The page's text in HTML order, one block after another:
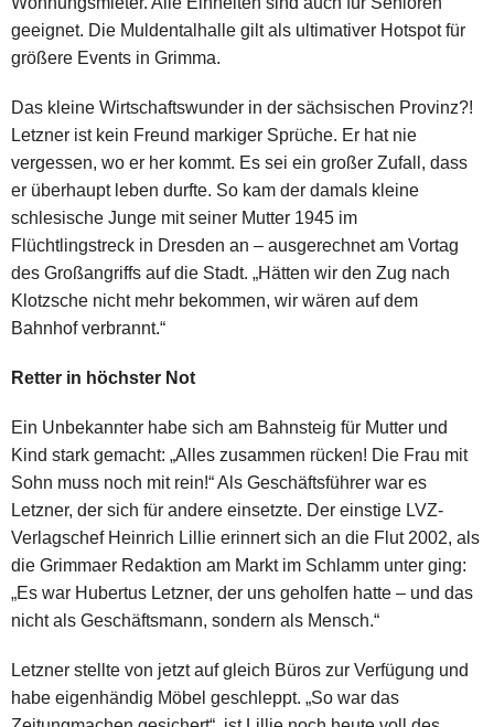
geeignet. Die Muldentalhalle gilt als ultimativer Hotspot für
größere Events in Grimma.
Das kleine Wirtschaftswunder in der sächsischen Provinz?!
Letzner ist kein Freund markiger Sprüche. Er hat nie
vergessen, wo er her kommt. Es sei ein großer Zufall, dass
er überhaupt leben durfte. So kam der damals kleine
schlesische Junge mit seiner Mutter 1945 im
Flüchtlingstreck in Dresden an – ausgerechnet am Vortag
des Großangriffs auf die Stadt. „Hätten wir den Zug nach
Klotzsche nicht mehr bekommen, wir wären auf dem
Bahnhof verbrannt.“
Retter in höchster Not
Ein Unbekannter habe sich am Bahnsteig für Mutter und
Kind stark gemacht: „Alles zusammen rücken! Die Frau mit
Sohn muss noch mit rein!“ Als Geschäftsführer war es
Letzner, der sich für andere einsetzte. Der einstige LVZ-
Verlagschef Heinrich Lillie erinnert sich an die Flut 2002, als
die Grimmaer Redaktion am Markt im Schlamm unter ging:
„Es war Hubertus Letzner, der uns geholfen hatte – und das
nicht als Geschäftsmann, sondern als Mensch.“
Letzner stellte von jetzt auf gleich Büros zur Verfügung und
habe eigenhändig Möbel geschleppt. „So war das